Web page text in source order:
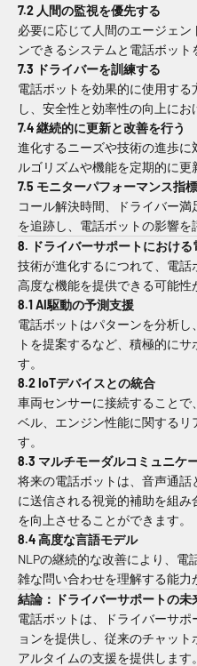
7.2 人間の監視を優先する
必要に応じて人間のエージェ
ンできるシステムと電話ボット
7.3 ドライバーを訓練する
電話ボットを効果的に使用す
し、安全性と効率性の向上にお
7.4 継続的に更新と改善を行う
進化するニーズや技術の進歩
ルゴリズムや機能を定期的に更
7.5 モニターパフォーマンス指標
コール解決時間、ドライバー
を追跡し、電話ボットの影響を
8. ドライバーサポートにおけ
技術が進化するにつれて、電
高度な機能を提供できる可能性
8.1 AI駆動の予測支援
電話ボットはパターンを分析
トを提案するなど、積極的に
す。
8.2 IoTデバイスとの統合
車両センサーに接続すること
ベル、エンジン性能に関するリ
す。
8.3 マルチモーダルコミュニケ
将来の電話ボットは、音声通
に送信される視覚的補助を組
を向上させることができます。
8.4 高度な言語モデル
NLPの継続的な改善により、電
雑な問い合わせを理解する能力
結論：ドライバーサポートの未
電話ボットは、ドライバーサ
ョンを提供し、従来のチャッ
アルタイムの支援を提供しま